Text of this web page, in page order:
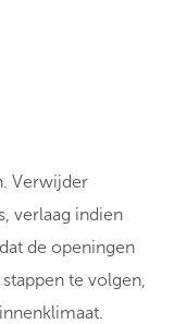
Verwijder
verlaag indien
de openingen
te volgen,